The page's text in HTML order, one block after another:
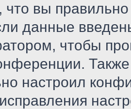
что вы
данные
чтобы
настроил